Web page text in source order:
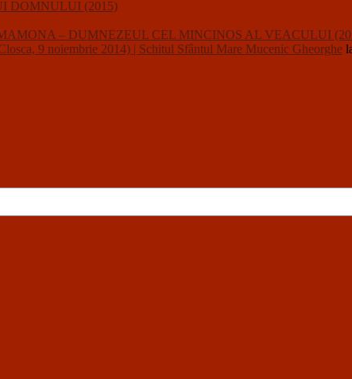
DOMNULUI (2015)
MAMONA – DUMNEZEUL CEL MINCINOS AL VEACULUI
9 noiembrie 2014) | Schitul Sfântul Mare Mucenic Gheorghe